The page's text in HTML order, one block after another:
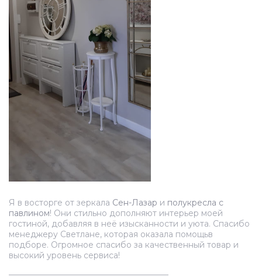
Я в восторге от зеркала Сен-Лазар и полукресла с
павлином! Они стильно дополняют интерьер моей
гостиной, добавляя в неё изысканности и уюта. Спасибо
менеджеру Светлане, которая оказала помощьв
подборе. Огромное спасибо за качественный товар и
высокий уровень сервиса!